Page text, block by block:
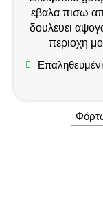
εβαλα πισω
δουλευει
περιοχη